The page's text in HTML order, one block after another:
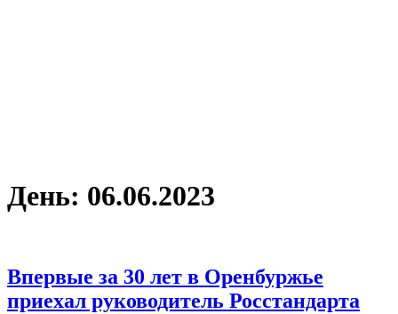
День: 06.06.2023
Впервые за 30 лет в Оренбуржье
приехал руководитель Росстандарта